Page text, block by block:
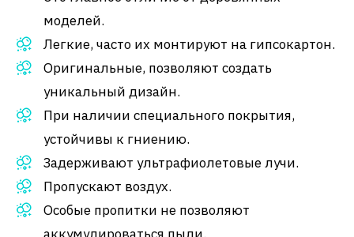
моделей.
Легкие, часто их монтируют на гипсокартон.
Оригинальные, позволяют создать
уникальный дизайн.
При наличии специального покрытия,
устойчивы к гниению.
Задерживают ультрафиолетовые лучи.
Пропускают воздух.
Особые пропитки не позволяют